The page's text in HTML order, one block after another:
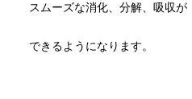
スムーズな消化、分解、吸収が
できるようになります。